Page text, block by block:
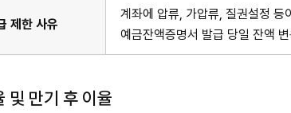
제한 사유
계좌에 압류, 가압류, 질권설정 등
예금잔액증명서 발급 당일 잔액
및 만기 후 이율